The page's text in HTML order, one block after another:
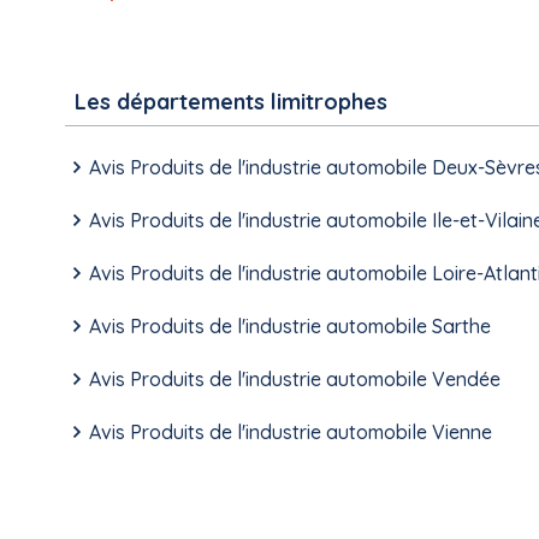
Les départements limitrophes
Avis Produits de l'industrie automobile Deux-
Avis Produits de l'industrie automobile Ile-et-
Avis Produits de l'industrie automobile Loire-
Avis Produits de l'industrie automobile Sarthe
Avis Produits de l'industrie automobile Vendée
Avis Produits de l'industrie automobile Vienne